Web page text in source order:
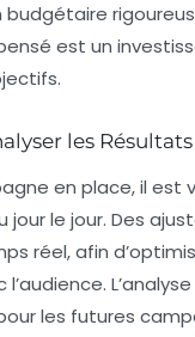
budgétaire
est un
les Résultats
en place, il est
jour le jour. Des
réel, afin
l’audience.
les futures